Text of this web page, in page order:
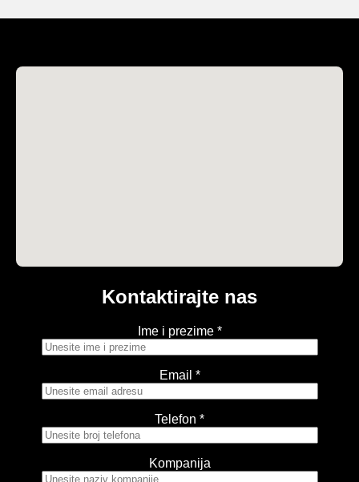
Kontaktirajte nas
Ime i prezime *
Email *
Telefon *
Kompanija